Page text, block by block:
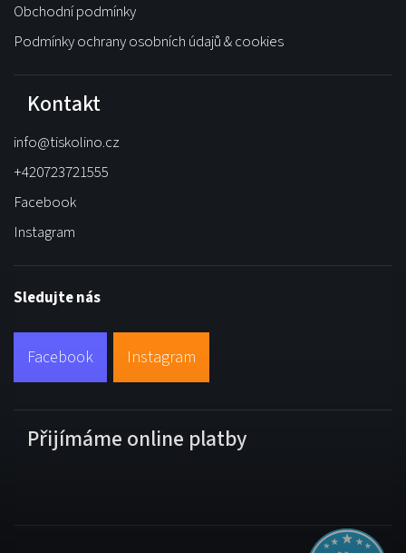
Obchodní podmínky
Podmínky ochrany osobních údajů & cookies
Kontakt
info@tiskolino.cz
+420723721555
Facebook
Instagram
Sledujte nás
Facebook Instagram
Přijímáme online platby